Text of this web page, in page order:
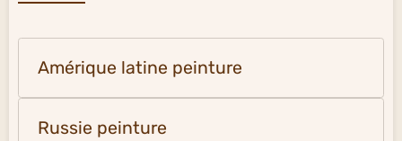
Amérique latine peinture
Russie peinture